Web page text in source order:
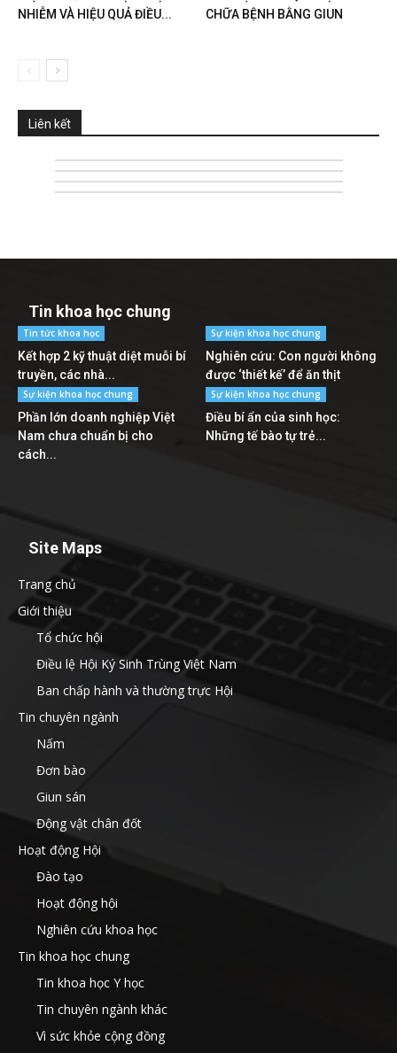
NHIỄM VÀ HIỆU QUẢ ĐIỀU...
CHỮA BỆNH BẰNG GIUN
Liên kết
Tin khoa học chung
Tin tức khoa học
Kết hợp 2 kỹ thuật diệt muỗi bí
truyền, các nhà...
Sự kiện khoa học chung
Nghiên cứu: Con người không
được ‘thiết kế’ để ăn thịt
Sự kiện khoa học chung
Phần lớn doanh nghiệp Việt
Nam chưa chuẩn bị cho
cách...
Sự kiện khoa học chung
Điều bí ẩn của sinh học:
Những tế bào tự trẻ...
Site Maps
Trang chủ
Giới thiệu
Tổ chức hội
Điều lệ Hội Ký Sinh Trùng Việt Nam
Ban chấp hành và thường trực Hội
Tin chuyên ngành
Nấm
Đơn bào
Giun sán
Động vật chân đốt
Hoạt động Hội
Đào tạo
Hoạt động hội
Nghiên cứu khoa học
Tin khoa học chung
Tin khoa học Y học
Tin chuyên ngành khác
Vì sức khỏe cộng đồng